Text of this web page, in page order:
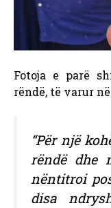
Fotoja e parë
rëndë, të varur
“Për një
rëndë dhe
nëntitroi
disa